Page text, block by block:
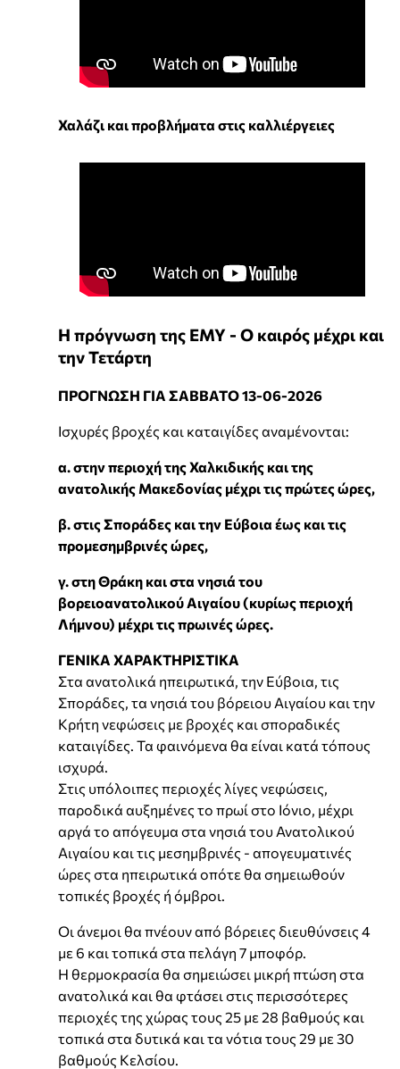
Χαλάζι και προβλήματα στις καλλιέργειες
Η πρόγνωση της ΕΜΥ - Ο καιρός μέχρι και
την Τετάρτη
ΠΡΟΓΝΩΣΗ ΓΙΑ ΣΑΒΒΑΤΟ 13-06-2026
Ισχυρές βροχές και καταιγίδες αναμένονται:
α. στην περιοχή της Χαλκιδικής και της
ανατολικής Μακεδονίας μέχρι τις πρώτες ώρες,
β. στις Σποράδες και την Εύβοια έως και τις
προμεσημβρινές ώρες,
γ. στη Θράκη και στα νησιά του
βορειοανατολικού Αιγαίου (κυρίως περιοχή
Λήμνου) μέχρι τις πρωινές ώρες.
ΓΕΝΙΚΑ ΧΑΡΑΚΤΗΡΙΣΤΙΚΑ
Στα ανατολικά ηπειρωτικά, την Εύβοια, τις
Σποράδες, τα νησιά του βόρειου Αιγαίου και την
Κρήτη νεφώσεις με βροχές και σποραδικές
καταιγίδες. Τα φαινόμενα θα είναι κατά τόπους
ισχυρά.
Στις υπόλοιπες περιοχές λίγες νεφώσεις,
παροδικά αυξημένες το πρωί στο Ιόνιο, μέχρι
αργά το απόγευμα στα νησιά του Ανατολικού
Αιγαίου και τις μεσημβρινές - απογευματινές
ώρες στα ηπειρωτικά οπότε θα σημειωθούν
τοπικές βροχές ή όμβροι.
Οι άνεμοι θα πνέουν από βόρειες διευθύνσεις 4
με 6 και τοπικά στα πελάγη 7 μποφόρ.
Η θερμοκρασία θα σημειώσει μικρή πτώση στα
ανατολικά και θα φτάσει στις περισσότερες
περιοχές της χώρας τους 25 με 28 βαθμούς και
τοπικά στα δυτικά και τα νότια τους 29 με 30
βαθμούς Κελσίου.